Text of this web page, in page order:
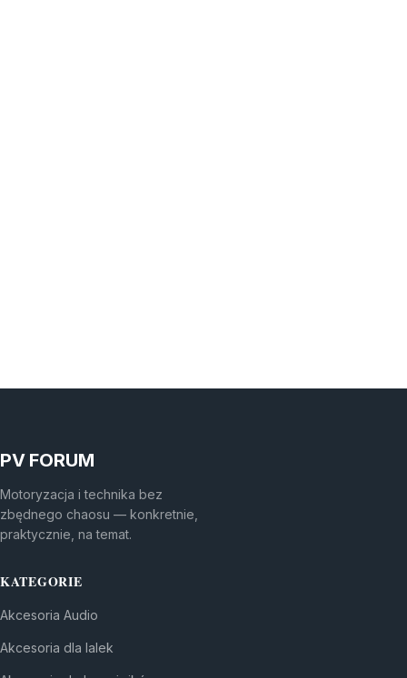
PV FORUM
Motoryzacja i technika bez
zbędnego chaosu — konkretnie,
praktycznie, na temat.
KATEGORIE
Akcesoria Audio
Akcesoria dla lalek